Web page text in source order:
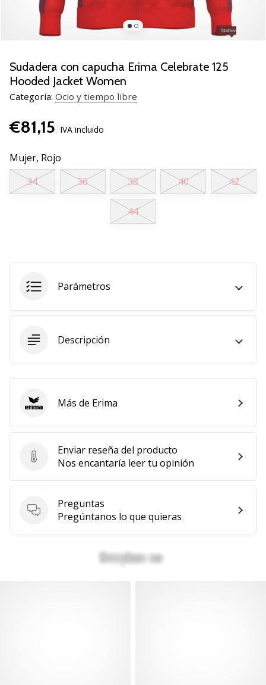
zapatillas
balonmano
Accelerate
NITRO
SQD
5!
las
técnicas
y…
en
embajador
Weplayhandball!
¿Te
¡Te
queremos
nuestro
todos
artículos
Sudadera con capucha Erima Celebrate 125
Hooded Jacket Women
Categoría: Ocio y tiempo libre
€81,15 IVA incluido
Mujer, Rojo
34
36 38 40 42
44
Parámetros
Descripción
Enviar reseña del producto
Enviar reseña del producto
Nos encantaría leer tu opinión
Preguntas
Preguntas
Pregúntanos lo que quieras
ErimaMás de Erima